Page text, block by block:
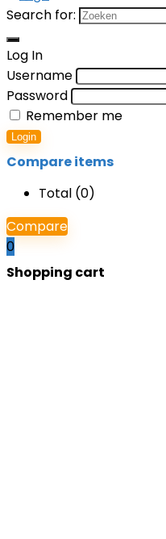
Search for:
Log In
Username
Password
Remember me
Login
Compare items
Total (0)
Compare
0
Shopping cart